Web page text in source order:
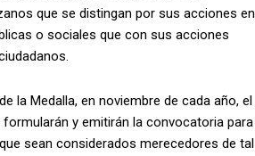
que se distingan por sus acciones en
o sociales que con sus acciones
la Medalla, en noviembre de cada año, el
y emitirán la convocatoria para
sean considerados merecedores de tal